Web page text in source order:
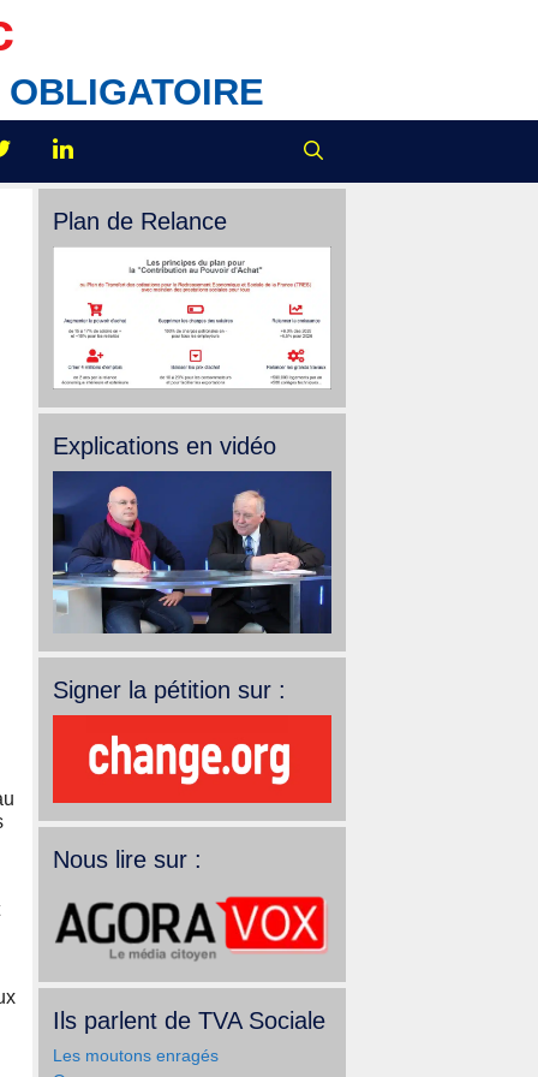
Plan de Relance
Explications en vidéo
Signer la pétition sur :
Nous lire sur :
Ils parlent de TVA Sociale
Les moutons enragés